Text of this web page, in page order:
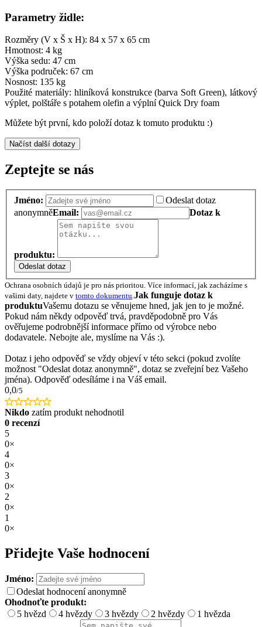
Parametry židle:
Rozměry (V x Š x H): 84 x 57 x 65 cm
Hmotnost: 4 kg
Výška sedu: 47 cm
Výška područek: 67 cm
Nosnost: 135 kg
Použité materiály: hliníková konstrukce (barva Soft Green), látkový
výplet, polštáře s potahem olefin a výplní Quick Dry foam
Můžete být první, kdo položí dotaz k tomuto produktu :)
Načíst další dotazy
Zeptejte se nás
Jméno:
Odeslat dotaz
anonymněEmail: Dotaz k
produktu:
Odeslat dotaz
Ochrana osobních údajů je pro nás prioritou. Více informací, jak zacházíme s
vašimi daty, najdete v tomto dokumentu Jak funguje dotaz k
produktuVašemu dotazu se věnujeme hned, jak jen to je možné.
Pokud nám někdy odpověď trvá, pravděpodobně pro Vás
ověřujeme podrobnější informace přímo od výrobce nebo
dodavatele. Nebojte ale, myslíme na Vás :).
Dotaz i jeho odpověď se vždy objeví v této sekci (pokud zvolíte
možnost "Odeslat dotaz anonymně", dotaz se zveřejní bez Vašeho
jména). Odpověď odesíláme i na Váš email.
0,0/5
Nikdo zatím produkt nehodnotil
0 recenzí
5
0×
4
0×
3
0×
2
0×
1
0×
Přidejte Vaše hodnocení
Jméno:
Odeslat hodnocení anonymně
Ohodnoťte produkt:
5 hvězd
4 hvězdy 3 hvězdy 2 hvězdy 1 hvězda